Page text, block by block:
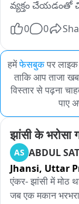
వ్యక్తం చేయడంతో
0
0
हमेंफेसबुकपर
ताकि आप ताजा
विस्तार से पढ़ना
पाए
झांसी के भरोसा
AS ABDUL
Jhansi, Uttar
एंकर- झांसी में मोठ
जब एक मकान